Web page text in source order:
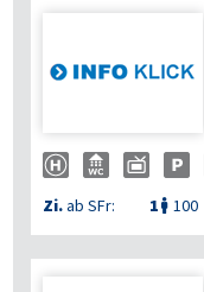
Zi.ab SFr: 1  100